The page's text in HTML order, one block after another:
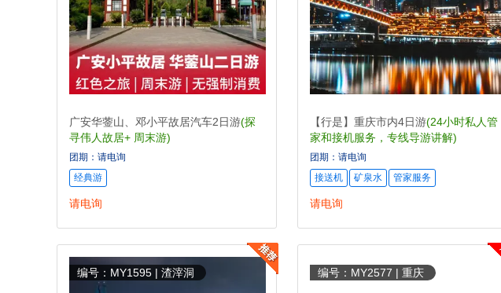
广安华蓥山、邓小平故居汽车2日游(探
寻伟人故居+ 周末游)
团期：请电询
经典游
请电询
【行是】重庆市内4日游(24小时私人管
家和接机服务，专线导游讲解)
团期：请电询
接送机
矿泉水 管家服务
请电询
编号：MY1595 | 渣滓洞 编号：MY2577 | 重庆